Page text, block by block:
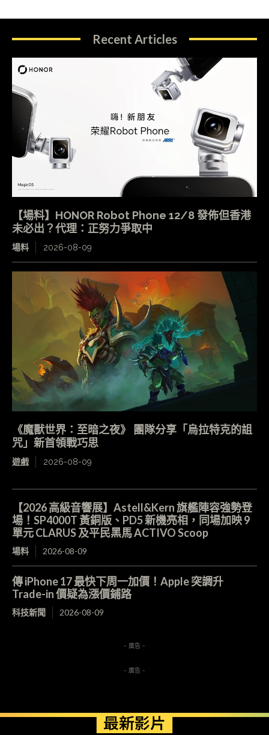
Recent Articles
【場料】HONOR Robot Phone 12/8 發佈但香港
未必出？代理：正努力爭取中
場料 2026-08-09
《魔獸世界：至暗之夜》 團隊分享「烏拉特克的詛
咒」新首領戰巧思
遊戲 2026-08-09
【2026 高級音響展】Astell&Kern 旗艦陣容強勢登
場！SP4000T 黃銅版、PD5 新機亮相，同場加映 9
單元 CLARUS 及平民黑馬 ACTIVO Scoop
場料 2026-08-09
傳 iPhone 17 最快下周一加價！Apple 突調升
Trade-in 價疑為漲價鋪路
科技新聞 2026-08-09
- 廣告 -
- 廣告 -
最新影片